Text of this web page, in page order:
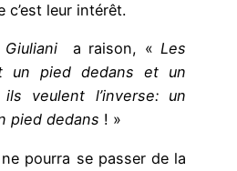
c’est leur intérêt.
a raison, « Les
un pied dedans et un
veulent l’inverse: un
pied dedans ! »
pourra se passer de la